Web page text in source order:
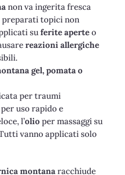
non va ingerita fresca
preparati topici non
suferite aperteo
reazioni allergiche
gel, pomata o
per traumi
uso rapido e
l’olio per massaggi su
vanno applicati solo
montanaracchiude